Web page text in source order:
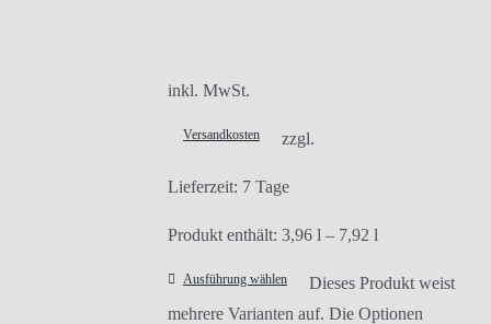
inkl. MwSt.
zzgl.
Versandkosten
Lieferzeit: 7 Tage
Produkt enthält: 3,96 l – 7,92 l
Ausführung wählen
Dieses Produkt weist
mehrere Varianten auf. Die Optionen